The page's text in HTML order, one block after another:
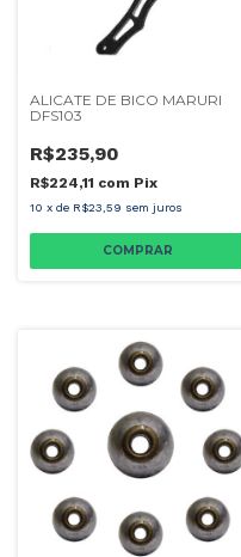
ALICATE DE BICO MARURI
DFS103
R$235,90
R$224,11 com Pix
10 x de R$23,59 sem juros